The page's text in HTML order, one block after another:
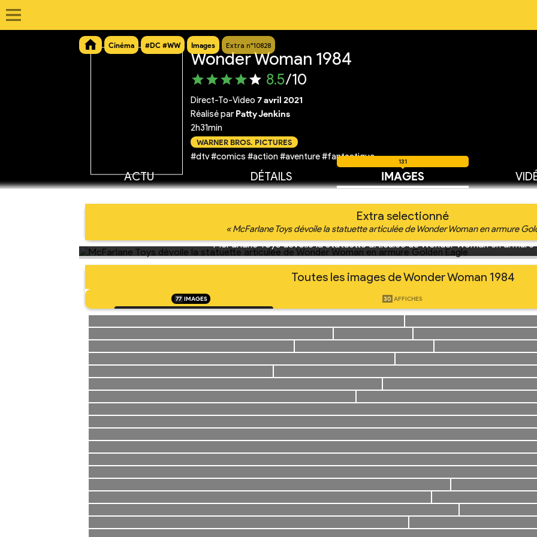
Cinéma #DC #WW Images Extra n°10828
Wonder Woman 1984
8.5/10
Direct-To-Video 7 avril 2021
Réalisé par Patty Jenkins
2h31min
WARNER BROS. PICTURES
#dtv #comics #action #aventure #fantastique
ACTU DÉTAILS IMAGES
131
Extra selectionné
« McFarlane Toys dévoile la statuette articulée de Wonder Woman en armure
McFarlane Toys dévoile la statuette articulée de Wonder Woman en armure
Toutes les images de Wonder Woman 1984
77 IMAGES 30 AFFICHES